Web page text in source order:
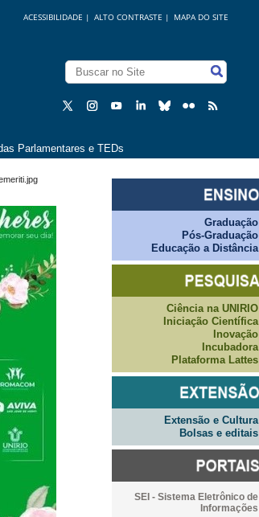
MAPA DO SITE
ALTO CONTRASTE |
ACESSIBILIDADE |
Parlamentares e TEDs
Graduação
Pós-Graduação
Educação a Distância
Ciência na UNIRIO
Iniciação Científica
Inovação
Incubadora
Plataforma Lattes
Extensão e Cultura
Bolsas e editais
SEI - Sistema Eletrônico de
Informações